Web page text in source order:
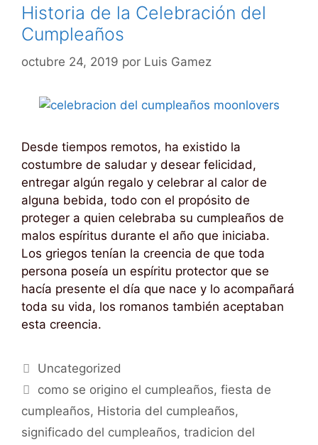
Historia de la Celebración del
Cumpleaños
octubre 24, 2019 por Luis Gamez
Desde tiempos remotos, ha existido la
costumbre de saludar y desear felicidad,
entregar algún regalo y celebrar al calor de
alguna bebida, todo con el propósito de
proteger a quien celebraba su cumpleaños de
malos espíritus durante el año que iniciaba.
Los griegos tenían la creencia de que toda
persona poseía un espíritu protector que se
hacía presente el día que nace y lo acompañará
toda su vida, los romanos también aceptaban
esta creencia.
Uncategorized
como se origino el cumpleaños,fiesta de
cumpleaños, Historia del cumpleaños,
significado del cumpleaños, tradicion del